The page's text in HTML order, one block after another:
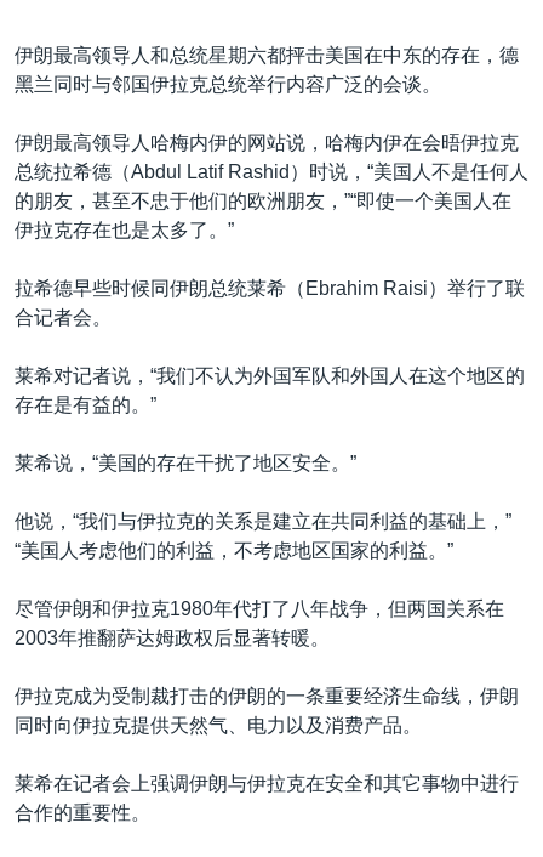
重要讲话与声明
南中国海争端
关注西藏
关注新疆
GEN Z 看美国
伊朗最高领导人和总统星期六都抨击美国在中东的存在，德
黑兰同时与邻国伊拉克总统举行内容广泛的会谈。
伊朗最高领导人哈梅内伊的网站说，哈梅内伊在会晤伊拉克
总统拉希德（Abdul Latif Rashid）时说，“美国人不是任何人
的朋友，甚至不忠于他们的欧洲朋友，”“即使一个美国人在
伊拉克存在也是太多了。”
拉希德早些时候同伊朗总统莱希（Ebrahim Raisi）举行了联
合记者会。
莱希对记者说，“我们不认为外国军队和外国人在这个地区的
存在是有益的。”
莱希说，“美国的存在干扰了地区安全。”
他说，“我们与伊拉克的关系是建立在共同利益的基础上，”
“美国人考虑他们的利益，不考虑地区国家的利益。”
尽管伊朗和伊拉克1980年代打了八年战争，但两国关系在
2003年推翻萨达姆政权后显著转暖。
伊拉克成为受制裁打击的伊朗的一条重要经济生命线，伊朗
同时向伊拉克提供天然气、电力以及消费产品。
莱希在记者会上强调伊朗与伊拉克在安全和其它事物中进行
合作的重要性。